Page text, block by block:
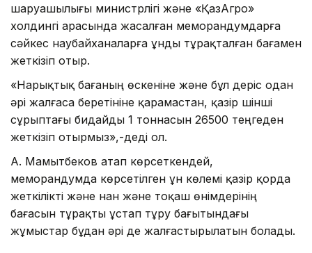
шаруашылығы министрлігі және «ҚазАгро»
холдингі арасында жасалған меморандумдарға
сәйкес наубайханаларға ұнды тұрақталған бағамен
жеткізіп отыр.
«Нарықтық бағаның өскеніне және бұл үдеріс одан
әрі жалғаса беретініне қарамастан, қазір үшінші
сұрыптағы бидайды 1 тоннасын 26500 теңгеден
жеткізіп отырмыз»,-деді ол.
А. Мамытбеков атап көрсеткендей,
меморандумда көрсетілген ұн көлемі қазір қорда
жеткілікті және нан және тоқаш өнімдерінің
бағасын тұрақты ұстап тұру бағытындағы
жұмыстар бұдан әрі де жалғастырылатын болады.